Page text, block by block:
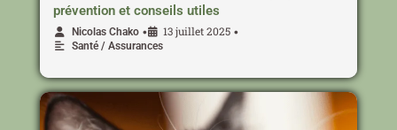
prévention et conseils utiles
Nicolas Chako • 13 juillet 2025 •
Santé / Assurances